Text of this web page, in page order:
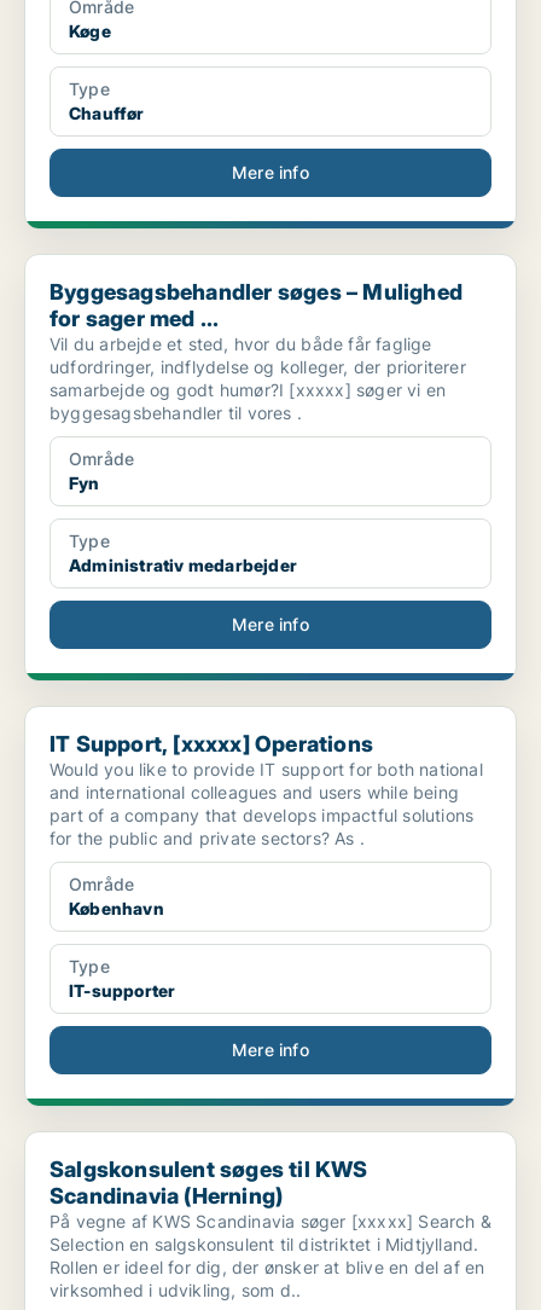
Område
Køge
Type
Chauffør
Mere info
Byggesagsbehandler søges – Mulighed for sager med ...
Byggesagsbehandler søges – Mulighed
for sager med ...
Vil du arbejde et sted, hvor du både får faglige
udfordringer, indflydelse og kolleger, der prioriterer
samarbejde og godt humør?I [xxxxx] søger vi en
byggesagsbehandler til vores .
Område
Fyn
Type
Administrativ medarbejder
Mere info
IT Support, [xxxxx] Operations
IT Support, [xxxxx] Operations
Would you like to provide IT support for both national
and international colleagues and users while being
part of a company that develops impactful solutions
for the public and private sectors? As .
Område
København
Type
IT-supporter
Mere info
Salgskonsulent søges til KWS Scandinavia (Herning)
Salgskonsulent søges til KWS
Scandinavia (Herning)
På vegne af KWS Scandinavia søger [xxxxx] Search &
Selection en salgskonsulent til distriktet i Midtjylland.
Rollen er ideel for dig, der ønsker at blive en del af en
virksomhed i udvikling, som d..